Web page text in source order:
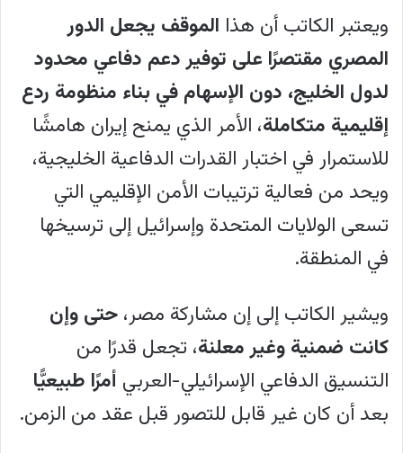
يكشف تعقيب مركز رؤيا عن رغبة إسرائيل
في الدفع نحو مزيد من الاندماج الإقليمي في
ترتيبات أمنية تقودها الولايات المتحدة
وتشارك فيها إسرائيل، لبناء منظومة ردع
إقليمية أكثر فاعلية بمشاركة عربية على
رأسها الإمارات، وهو ما تجسد في الاجتماع
السري الذي عُقد في عام 2022 بشرم
الشيخ. يظهر التعقيب حجم التماهي الأمني
على إبقاء التعاون قائمًا ومستمرًا مع
إسرائيل، لكنه يتجنب الإعلان الرسمي عنه
خوفًا من التكاليف السياسية الداخلية
والإقليمية. كما أغفل التقرير ذكر التعاون
ويعتبر الكاتب أن هذا الموقف يجعل الدور
المصري مقتصرًا على توفير دعم دفاعي محدود
لدول الخليج، دون الإسهام في بناء منظومة ردع
إقليمية متكاملة، الأمر الذي يمنح إيران هامشًا
للاستمرار في اختبار القدرات الدفاعية الخليجية،
ويحد من فعالية ترتيبات الأمن الإقليمي التي
تسعى الولايات المتحدة وإسرائيل إلى ترسيخها
في المنطقة.
ويشير الكاتب إلى إن مشاركة مصر، حتى وإن
كانت ضمنية وغير معلنة، تجعل قدرًا من
التنسيق الدفاعي الإسرائيلي-العربي أمرًا طبيعيًّا
بعد أن كان غير قابل للتصور قبل عقد من الزمن.